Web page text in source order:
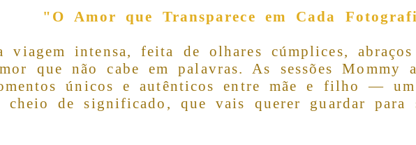
"O Amor que Transparece em Cada
viagem intensa, feita de olhares cúmplices, abraços
que não cabe em palavras. As sessões Mommy
únicos e autênticos entre mãe e filho —
cheio de significado, que vais querer guardar para